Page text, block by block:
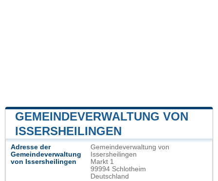
GEMEINDEVERWALTUNG VON
ISSERSHEILINGEN
Adresse der
Gemeindeverwaltung
von Issersheilingen
Gemeindeverwaltung von
Issersheilingen
Markt 1
99994 Schlotheim
Deutschland